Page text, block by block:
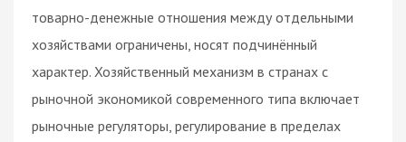
товарно-денежные отношения между отдельными
хозяйствами ограничены, носят подчинённый
характер. Хозяйственный механизм в странах с
рыночной экономикой современного типа включает
рыночные регуляторы, регулирование в пределах